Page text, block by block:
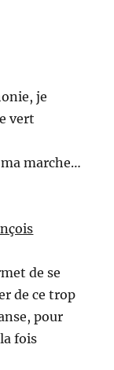
je
vert
marche…
de se
de ce trop
pour
fois